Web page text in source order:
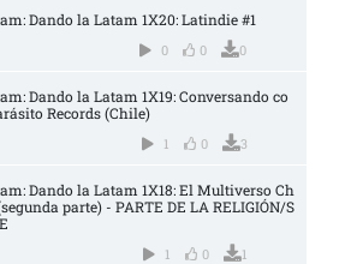
Dando la Latam 1X20: Latindie #1
0 0 0
Dando la Latam 1X19: Conversando co
Records (Chile)
1 0 3
Dando la Latam 1X18: El Multiverso Ch
parte) - PARTE DE LA RELIGIÓN/S
1 0 1